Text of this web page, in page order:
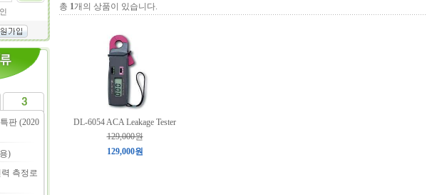
판 (2020
)
측정로
총 1개의 상품이 있습니다.
DL-6054 ACA Leakage Tester
129,000원
129,000원